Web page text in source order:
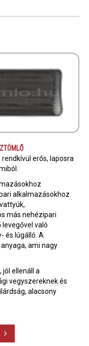
erős, laposra
alkalmazásokhoz
más nehézipari
való
és lúgálló. A
ami nagy
jól ellenáll a
vegyszereknek és
alacsony